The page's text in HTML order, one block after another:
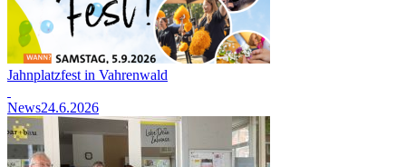
Jahnplatzfest in Vahrenwald
News24.6.2026